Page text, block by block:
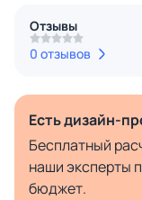
Отзывы
0 отзывов
Есть дизайн-
Бесплатный
наши эксперты
бюджет.